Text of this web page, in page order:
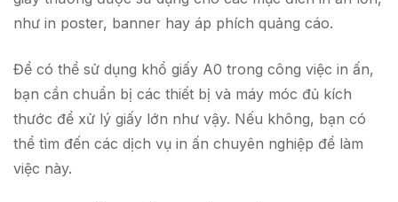
như in poster, banner hay áp phích quảng cáo.
Để có thể sử dụng khổ giấy A0 trong công việc in ấn,
bạn cần chuẩn bị các thiết bị và máy móc đủ kích
thước để xử lý giấy lớn như vậy. Nếu không, bạn có
thể tìm đến các dịch vụ in ấn chuyên nghiệp để làm
việc này.